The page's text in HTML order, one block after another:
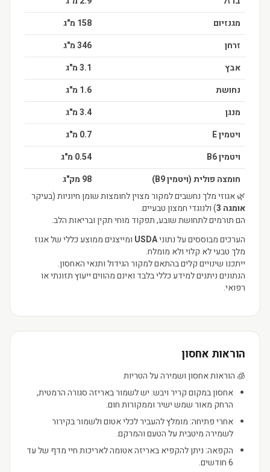
מגנזיום
158 מ"ג
זרחן
346 מ"ג
אבץ
3.1 מ"ג
נחושת
1.6 מ"ג
מנגן
3.4 מ"ג
ויטמין E
0.7 מ"ג
ויטמין B6
0.54 מ"ג
חומצה פולית (ויטמין B9)
98 מק"ג
🌿 אגוזי מלך נחשבים למקור מצוין לחומצות שומן חיוניות (בעיקר
אומגה 3 ) ולנוגדי חמצון טבעיים.
הם תורמים לתחושת שובע, תפקוד מוחי תקין ובריאות הלב.
הערכים מבוססים על נתוניUSDA ומייצגים ממוצע כללי של אגוז
מלך טבעי לא קלוי ולא מומלח.
ייתכנו שינויים קלים בהתאם למקור הגידול ותנאי האחסון.
הנתונים ניתנים למידע כללי בלבד ואינם מהווים ייעוץ תזונתי או
רפואי.
הוראות אחסון
🧊 הוראות אחסון ושמירה על הטריות
אחסון במקום קריר ויבש: יש לשמור באריזה סגורה הרמטית,
הרחק מאור שמש ישיר וממקורות חום.
אחרי פתיחה: מומלץ להעביר לכלי אטום ולשמור בקירור
לשמירה מיטבית על הטעם והמרקם.
הקפאה: ניתן להקפיא באריזה אטומה לאריכות חיי מדף של עד
6 חודשים.